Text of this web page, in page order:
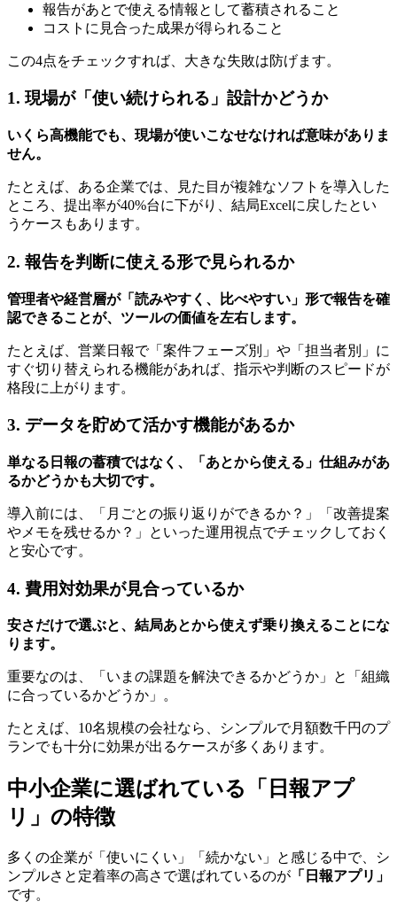
報告があとで使える情報として蓄積されること
コストに見合った成果が得られること
この4点をチェックすれば、大きな失敗は防げます。
1. 現場が「使い続けられる」設計かどうか
いくら高機能でも、現場が使いこなせなければ意味がありま
せん。
たとえば、ある企業では、見た目が複雑なソフトを導入した
ところ、提出率が40%台に下がり、結局Excelに戻したとい
うケースもあります。
2. 報告を判断に使える形で見られるか
管理者や経営層が「読みやすく、比べやすい」形で報告を確
認できることが、ツールの価値を左右します。
たとえば、営業日報で「案件フェーズ別」や「担当者別」に
すぐ切り替えられる機能があれば、指示や判断のスピードが
格段に上がります。
3. データを貯めて活かす機能があるか
単なる日報の蓄積ではなく、「あとから使える」仕組みがあ
るかどうかも大切です。
導入前には、「月ごとの振り返りができるか？」「改善提案
やメモを残せるか？」といった運用視点でチェックしておく
と安心です。
4. 費用対効果が見合っているか
安さだけで選ぶと、結局あとから使えず乗り換えることにな
ります。
重要なのは、「いまの課題を解決できるかどうか」と「組織
に合っているかどうか」。
たとえば、10名規模の会社なら、シンプルで月額数千円のプ
ランでも十分に効果が出るケースが多くあります。
中小企業に選ばれている「日報アプ
リ」の特徴
多くの企業が「使いにくい」「続かない」と感じる中で、シ
ンプルさと定着率の高さで選ばれているのが 「日報アプリ」
です。